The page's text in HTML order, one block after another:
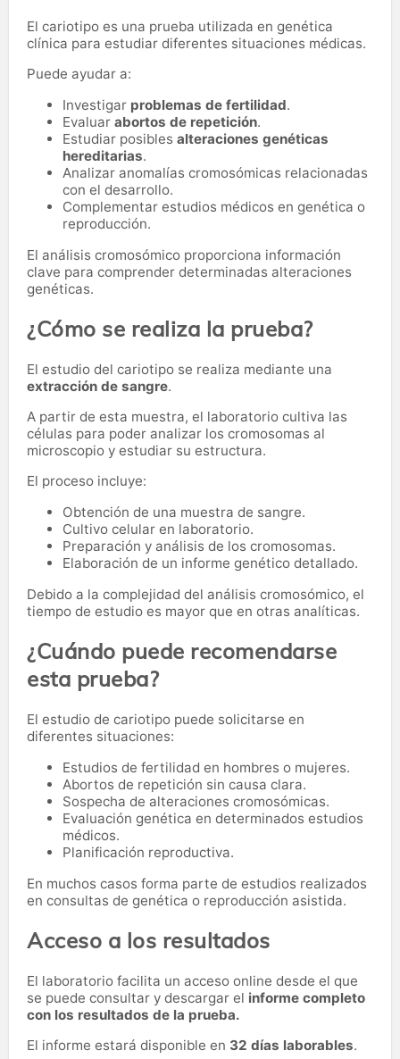
El cariotipo es una prueba utilizada en genética
clínica para estudiar diferentes situaciones médicas.
Puede ayudar a:
Investigar problemas de fertilidad.
Evaluar abortos de repetición.
Estudiar posibles alteraciones genéticas
hereditarias.
Analizar anomalías cromosómicas relacionadas
con el desarrollo.
Complementar estudios médicos en genética o
reproducción.
El análisis cromosómico proporciona información
clave para comprender determinadas alteraciones
genéticas.
¿Cómo se realiza la prueba?
El estudio del cariotipo se realiza mediante una
extracción de sangre.
A partir de esta muestra, el laboratorio cultiva las
células para poder analizar los cromosomas al
microscopio y estudiar su estructura.
El proceso incluye:
Obtención de una muestra de sangre.
Cultivo celular en laboratorio.
Preparación y análisis de los cromosomas.
Elaboración de un informe genético detallado.
Debido a la complejidad del análisis cromosómico, el
tiempo de estudio es mayor que en otras analíticas.
¿Cuándo puede recomendarse
esta prueba?
El estudio de cariotipo puede solicitarse en
diferentes situaciones:
Estudios de fertilidad en hombres o mujeres.
Abortos de repetición sin causa clara.
Sospecha de alteraciones cromosómicas.
Evaluación genética en determinados estudios
médicos.
Planificación reproductiva.
En muchos casos forma parte de estudios realizados
en consultas de genética o reproducción asistida.
Acceso a los resultados
El laboratorio facilita un acceso online desde el que
se puede consultar y descargar el informe completo
con los resultados de la prueba.
El informe estará disponible en 32 días laborables.